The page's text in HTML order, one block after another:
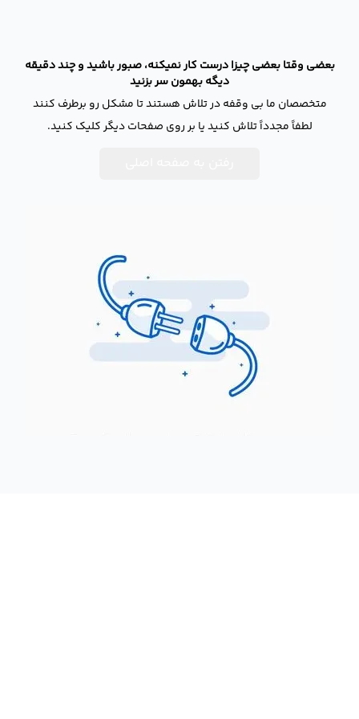
بعضی وقتا بعضی چیزا درست کار نمیکنه، صبور باشید و چند دقیقه
دیگه بهمون سر بزنید
متخصصان ما بی وقفه در تلاش هستند تا مشکل رو برطرف کنند
لطفاً مجدداً تلاش کنید یا بر روی صفحات دیگر کلیک کنید.